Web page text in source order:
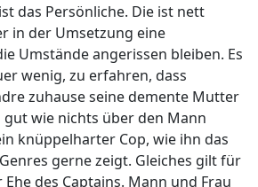
das Persönliche. Die ist nett
in der Umsetzung eine
Umstände angerissen bleiben. Es
wenig, zu erfahren, dass
zuhause seine demente Mutter
gut wie nichts über den Mann
knüppelharter Cop, wie ihn das
gerne zeigt. Gleiches gilt für
des Captains. Mann und Frau